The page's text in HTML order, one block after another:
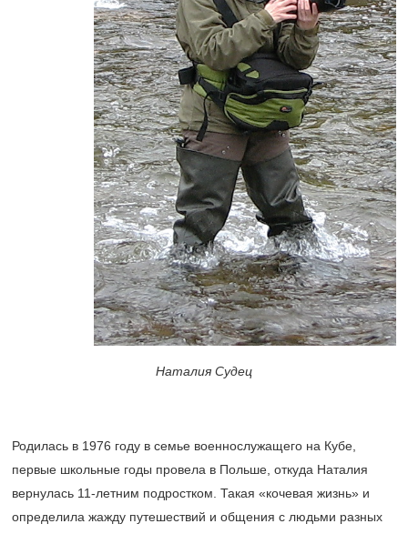
Наталия Судец
Родилась в 1976 году в семье военнослужащего на Кубе,
первые школьные годы провела в Польше, откуда Наталия
вернулась 11-летним подростком. Такая «кочевая жизнь» и
определила жажду путешествий и общения с людьми разных